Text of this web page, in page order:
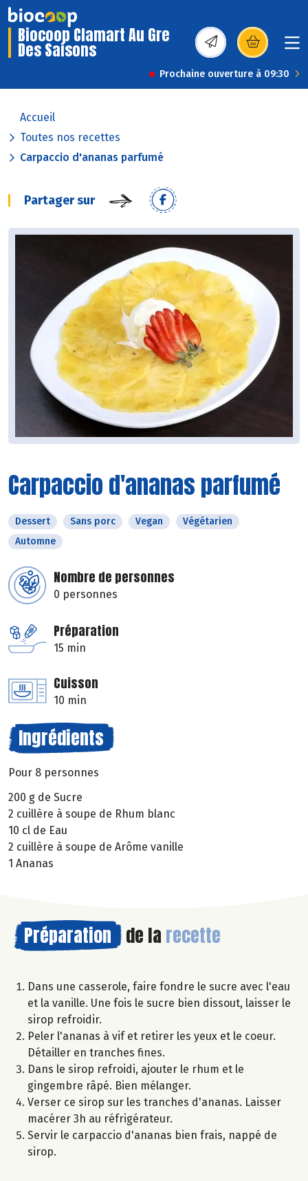
Biocoop Clamart Au Gre
Des Saisons (s’ouvre dans une
Prochaine ouverture à 09:30
Accueil
Toutes nos recettes
Carpaccio d'ananas parfumé
Partager sur
Carpaccio d'ananas parfumé
Dessert Sans porc Vegan
Végétarien
Automne
Nombre de personnes
0 personnes
Préparation
15 min
Cuisson
10 min
Ingrédients
Pour 8 personnes
200 g de Sucre
2 cuillère à soupe de Rhum blanc
10 cl de Eau
2 cuillère à soupe de Arôme vanille
1 Ananas
Préparation de la recette
Dans une casserole, faire fondre le sucre avec l'eau
et la vanille. Une fois le sucre bien dissout, laisser le
sirop refroidir.
Peler l'ananas à vif et retirer les yeux et le coeur.
Détailler en tranches fines.
Dans le sirop refroidi, ajouter le rhum et le
gingembre râpé. Bien mélanger.
Verser ce sirop sur les tranches d'ananas. Laisser
macérer 3h au réfrigérateur.
Servir le carpaccio d'ananas bien frais, nappé de
sirop.